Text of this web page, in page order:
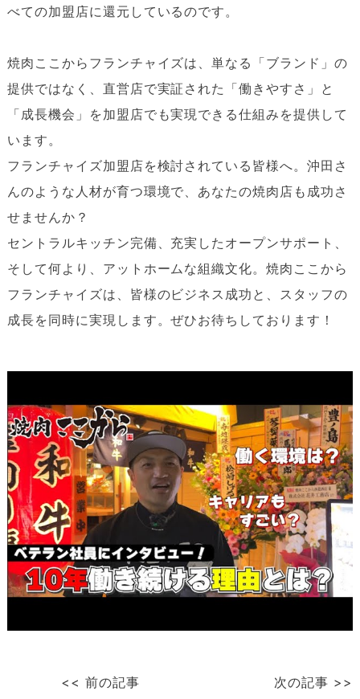
べての加盟店に還元しているのです。
焼肉ここからフランチャイズは、単なる「ブランド」の
提供ではなく、直営店で実証された「働きやすさ」と
「成長機会」を加盟店でも実現できる仕組みを提供して
います。
フランチャイズ加盟店を検討されている皆様へ。沖田さ
んのような人材が育つ環境で、あなたの焼肉店も成功さ
せませんか？
セントラルキッチン完備、充実したオープンサポート、
そして何より、アットホームな組織文化。焼肉ここから
フランチャイズは、皆様のビジネス成功と、スタッフの
成長を同時に実現します。ぜひお待ちしております！
<< 前の記事 次の記事 >>